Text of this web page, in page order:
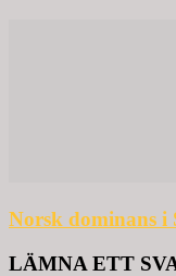
Norsk dominans i
LÄMNA ETT